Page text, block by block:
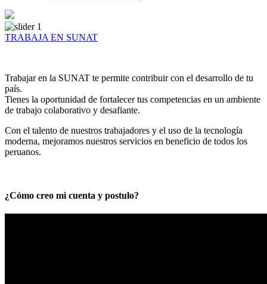
TRABAJA EN SUNAT
Trabajar en la SUNAT te permite contribuir con el desarrollo de tu
país.
Tienes la oportunidad de fortalecer tus competencias en un ambiente
de trabajo colaborativo y desafiante.
Con el talento de nuestros trabajadores y el uso de la tecnología
moderna, mejoramos nuestros servicios en beneficio de todos los
peruanos.
¿Cómo creo mi cuenta y postulo?